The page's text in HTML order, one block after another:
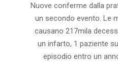
09-
28
Nuove conferme dalla
un secondo evento. Le
causano 217mila
un infarto, 1 paziente
episodio entro un